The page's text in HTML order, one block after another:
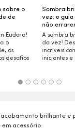
sobre o
de
Eudora!
o
os
desafios
Sombra
vez: o
não
A sombra
da vez!
incríveis
iniciantes
brilhante e
acessório.